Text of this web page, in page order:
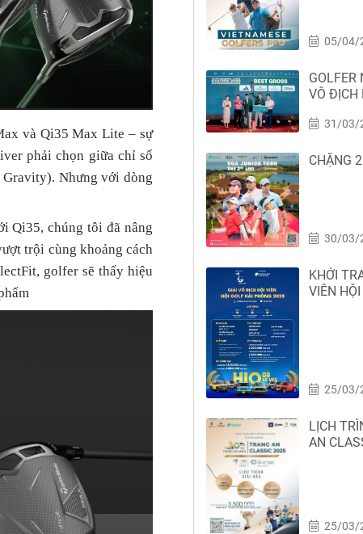
và Qi35 Max Lite – sự
phải chọn giữa chỉ số
Nhưng với dòng
Qi35, chúng tôi đã nâng
trội cùng khoảng cách
golfer sẽ thấy hiệu
05/04/
GOLFER
VÔ ĐỊCH
31/03/
CHẶNG
30/03/
KHỞI
VIÊN
25/03/
LỊCH
AN
25/03/